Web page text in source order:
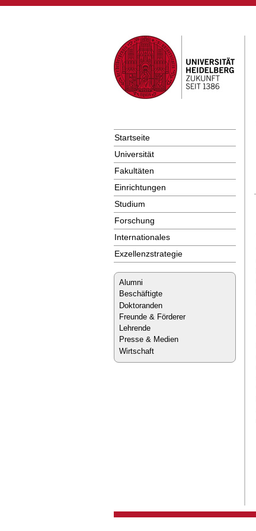
Startseite
Universität
Fakultäten
Einrichtungen
Studium
Forschung
Internationales
Exzellenzstrategie
Alumni
Beschäftigte
Doktoranden
Freunde & Förderer
Lehrende
Presse & Medien
Wirtschaft